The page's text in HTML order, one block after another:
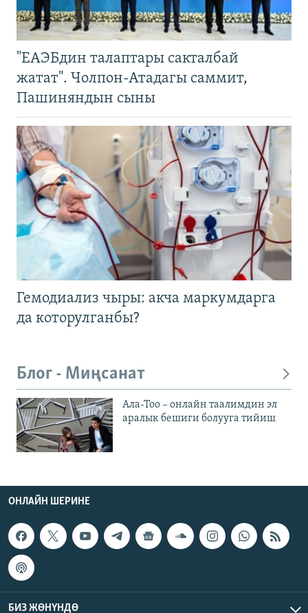
"ЕАЭБдин талаптары сакталбай
жатат". Чолпон-Атадагы саммит,
Пашиняндын сыны
Гемодиализ чыры: акча маркумдарга
да которулганбы?
Блог - Миңсанат
Ала-Тоо – онлайн таалимдин эл
аралык бешиги болууга тийиш
ОНЛАЙН ШЕРИНЕ
БИЗ ЖӨНҮНДӨ